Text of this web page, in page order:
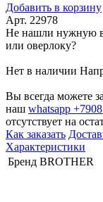
Добавить в корзину
Арт. 22978
Не нашли нужную
или оверлоку?
Нет в наличии
Вы всегда можете
наш whatsapp
отсутствует на
Как заказать
Характеристики
Бренд BROTHER